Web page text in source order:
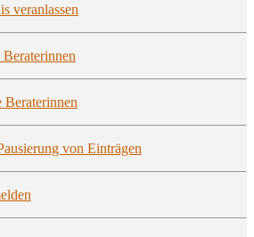
veranlassen
von Einträgen